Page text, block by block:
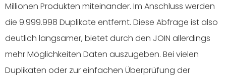
Millionen Produkten miteinander. Im Anschluss werden
die 9.999.998 Duplikate entfernt. Diese Abfrage ist also
deutlich langsamer, bietet durch den JOIN allerdings
mehr Möglichkeiten Daten auszugeben. Bei vielen
Duplikaten oder zur einfachen Überprüfung der